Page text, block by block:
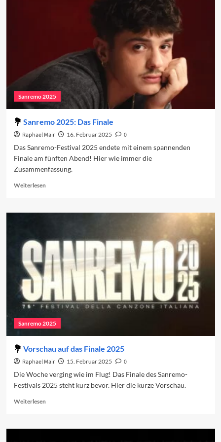
Sanremo 2025
Sanremo 2025: Das Finale
Raphael Mair 16. Februar 2025
0
Das Sanremo-Festival 2025 endete mit einem spannenden
Finale am fünften Abend! Hier wie immer die
Zusammenfassung.
WeiterlesenRead
Sanremo
Finale
Sanremo 2025
Vorschau auf das Finale 2025
Raphael Mair 15. Februar 2025
0
Die Woche verging wie im Flug! Das Finale des Sanremo-
Festivals 2025 steht kurz bevor. Hier die kurze Vorschau.
WeiterlesenRead
Vorschau